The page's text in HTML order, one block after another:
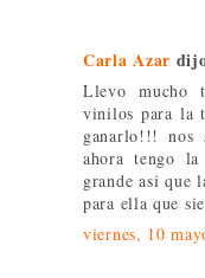
Carla Azar
Llevo mucho
vinilos para la
ganarlo!!! nos
ahora tengo
grande asi que
para ella que
viernes, 10